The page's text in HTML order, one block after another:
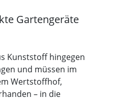
Gartengeräte
Kunststoff hingegen
und müssen im
Wertstoffhof,
– in die